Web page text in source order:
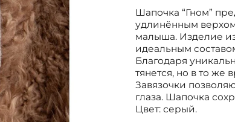
Шапочка “Гном”
удлинённым
малыша. Изделие
идеальным
Благодаря
тянется, но в то же
Завязочки
глаза. Шапочка
Цвет: серый.